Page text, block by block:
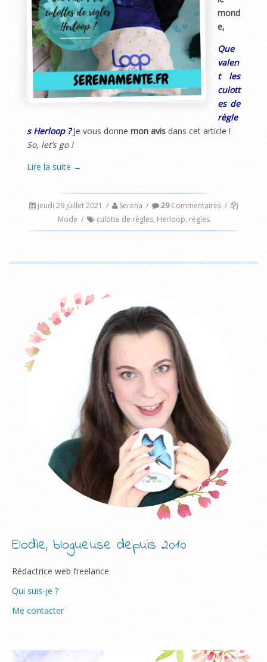
mond
e,
Que
valen
t les
culott
es de
règle
s Herloop ?Je vous donne mon avis dans cet article !
So, let’s go !
Lire la suite →
jeudi 29 juillet 2021 / Serena / 29Commentaires /
Mode / culotte de règles, Herloop, règles
Elodie, blogueuse depuis 2010
Rédactrice web freelance
Qui suis-je ?
Me contacter